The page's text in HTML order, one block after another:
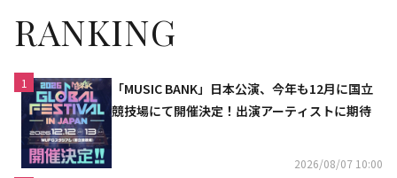
RANKING
1
「MUSIC BANK」日本公演、今年も12月に国立
競技場にて開催決定！出演アーティストに期待
2026/08/07 10:00